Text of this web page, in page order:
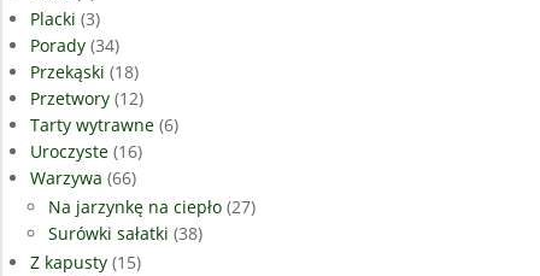
Placki (3)
Porady (34)
Przekąski (18)
Przetwory (12)
Tarty wytrawne (6)
Uroczyste (16)
Warzywa (66)
Na jarzynkę na ciepło (27)
Surówki sałatki (38)
Z kapusty (15)